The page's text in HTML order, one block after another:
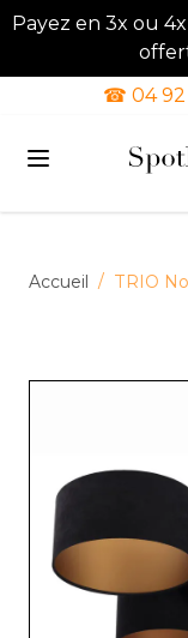
Payez en 3x ou
☎ 04 92
Accueil / TRIO